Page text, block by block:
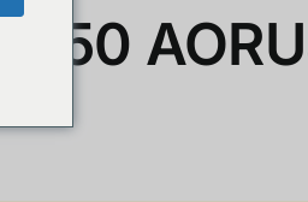
Unitree-